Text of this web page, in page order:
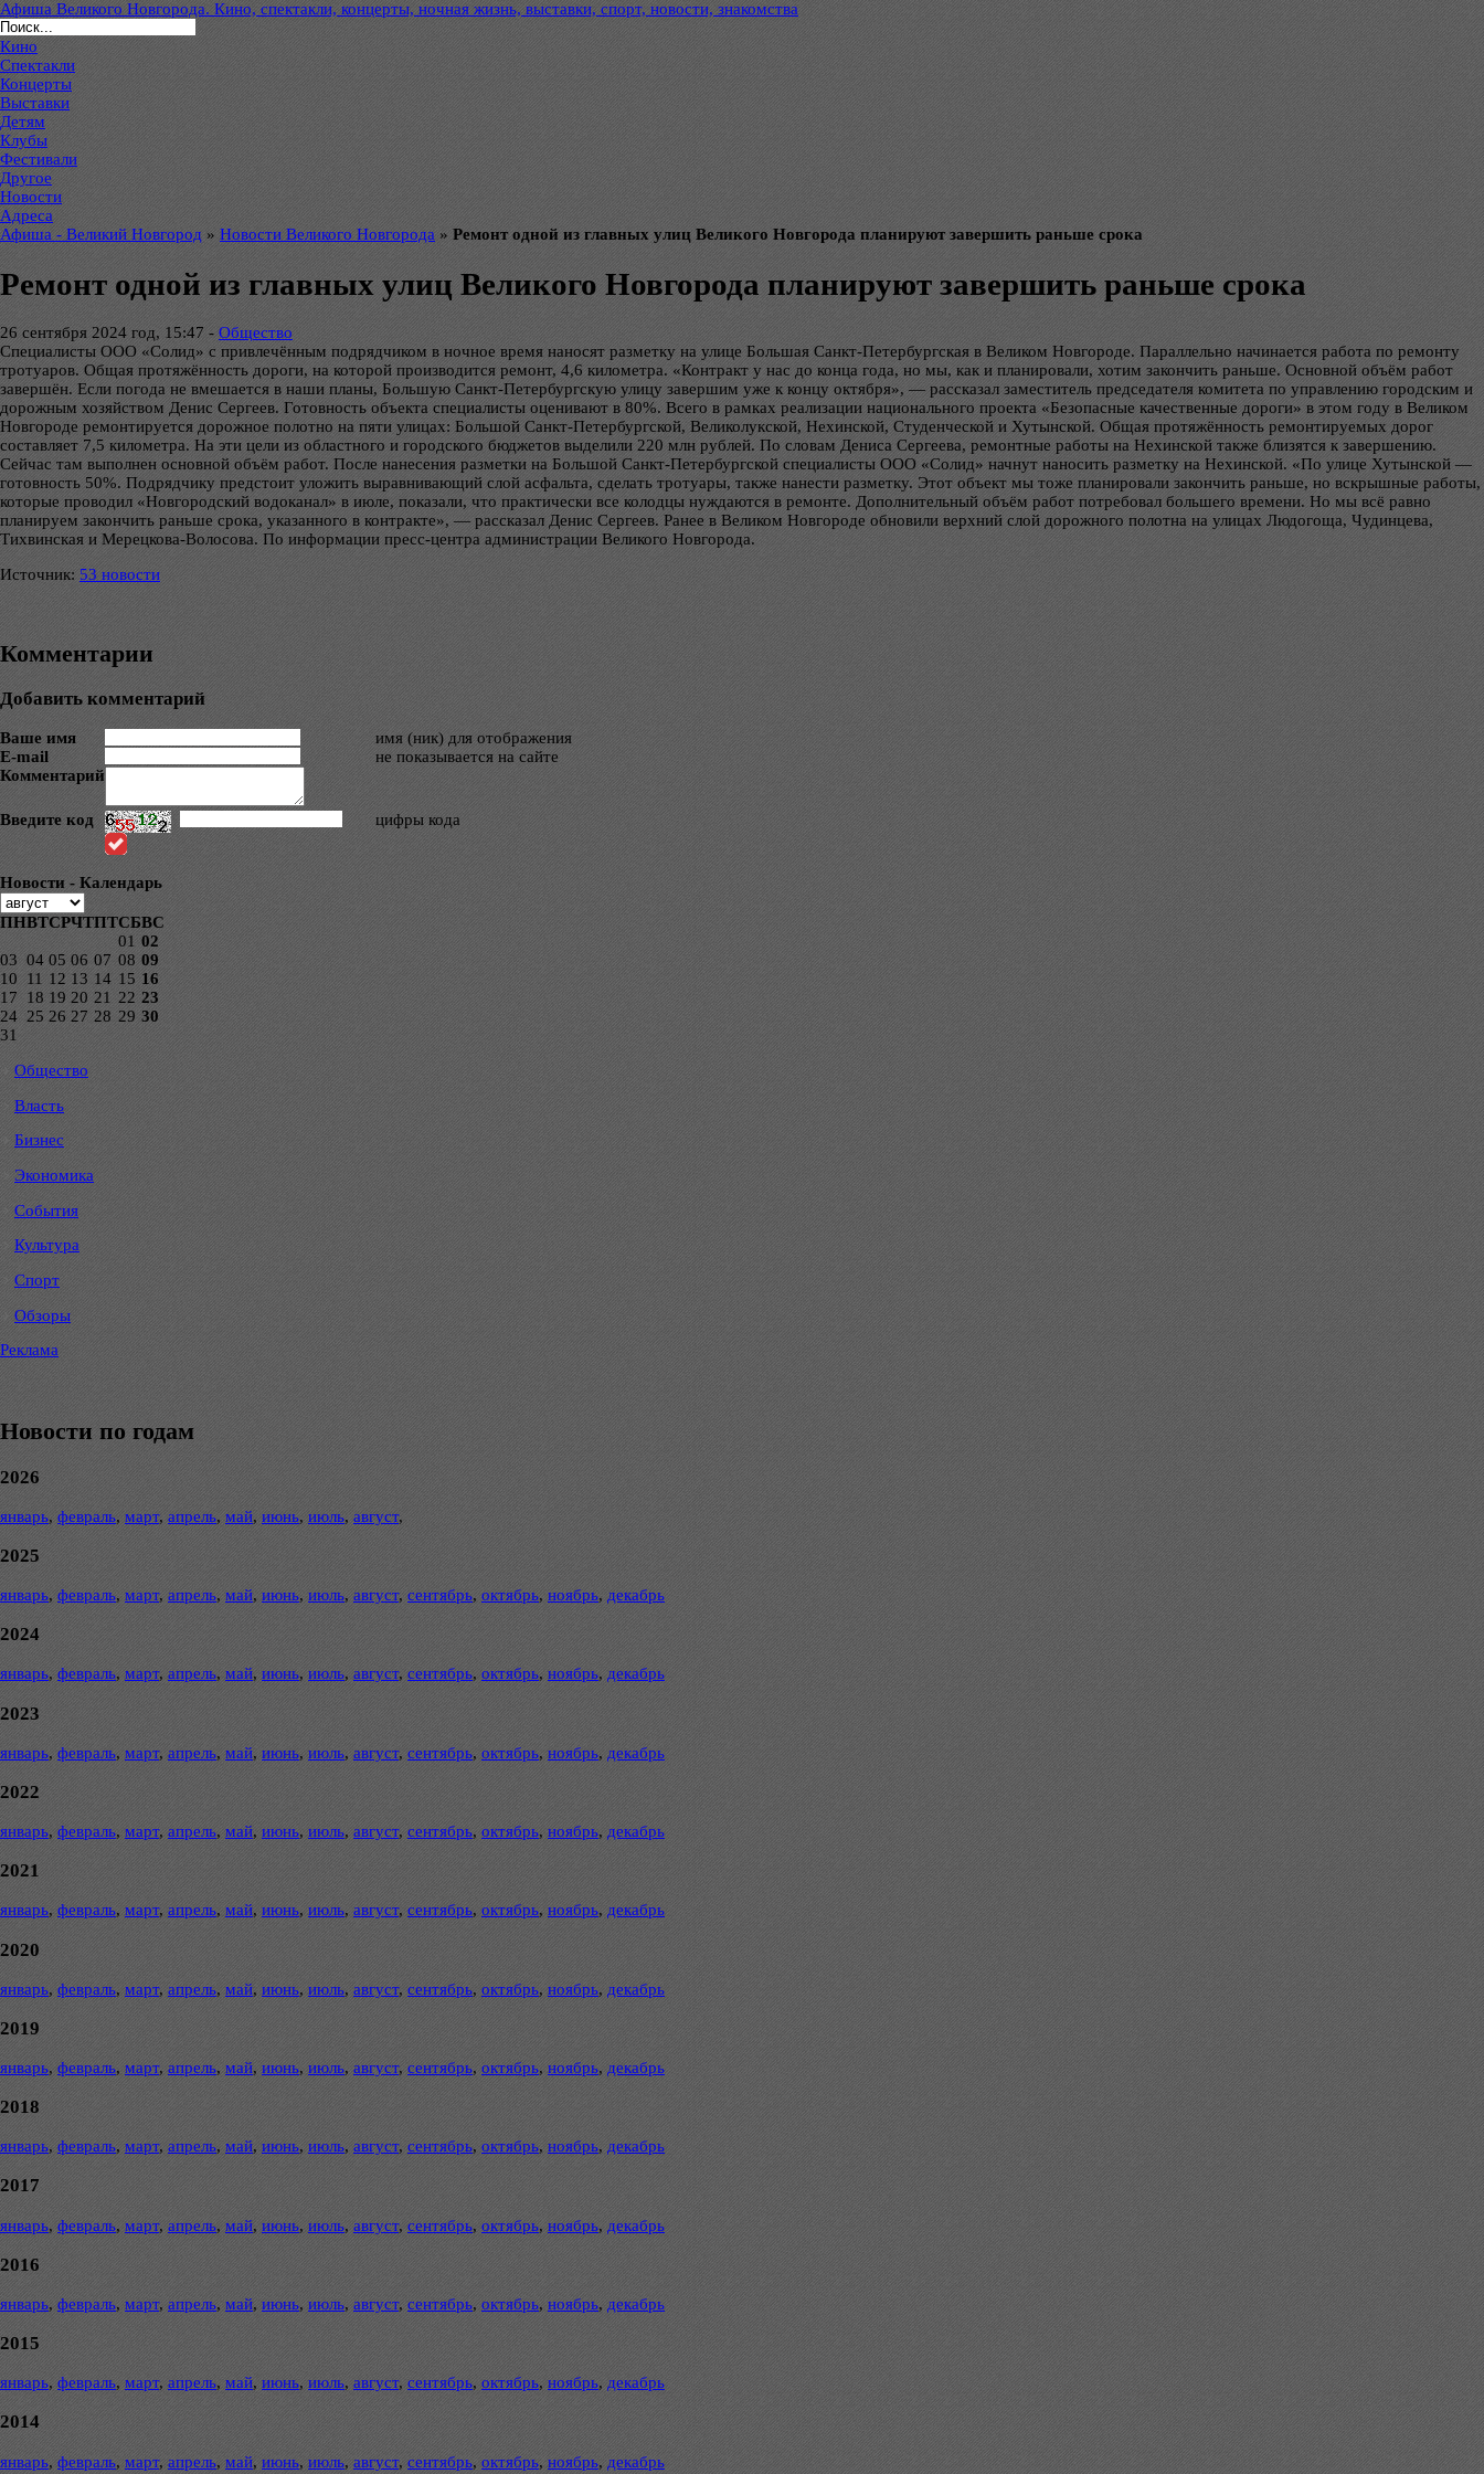
Афиша Великого Новгорода. Кино, спектакли, концерты, ночная жизнь, выставки, спорт, новости, знакомства
Кино
Спектакли
Концерты
Выставки
Детям
Клубы
Фестивали
Другое
Новости
Адреса
Афиша - Великий Новгород » Новости Великого Новгорода » Ремонт одной из главных улиц Великого Новгорода планируют завершить раньше срока
Ремонт одной из главных улиц Великого Новгорода планируют завершить раньше срока
26 сентября 2024 год, 15:47 - Общество
Специалисты ООО «Солид» с привлечённым подрядчиком в ночное время наносят разметку на улице Большая Санкт-Петербургская в Великом Новгороде. Параллельно начинается работа по ремонту
тротуаров. Общая протяжённость дороги, на которой производится ремонт, 4,6 километра. «Контракт у нас до конца года, но мы, как и планировали, хотим закончить раньше. Основной объём работ
завершён. Если погода не вмешается в наши планы, Большую Санкт-Петербургскую улицу завершим уже к концу октября», — рассказал заместитель председателя комитета по управлению городским и
дорожным хозяйством Денис Сергеев. Готовность объекта специалисты оценивают в 80%. Всего в рамках реализации национального проекта «Безопасные качественные дороги» в этом году в Великом
Новгороде ремонтируется дорожное полотно на пяти улицах: Большой Санкт-Петербургской, Великолукской, Нехинской, Студенческой и Хутынской. Общая протяжённость ремонтируемых дорог
составляет 7,5 километра. На эти цели из областного и городского бюджетов выделили 220 млн рублей. По словам Дениса Сергеева, ремонтные работы на Нехинской также близятся к завершению.
Сейчас там выполнен основной объём работ. После нанесения разметки на Большой Санкт-Петербургской специалисты ООО «Солид» начнут наносить разметку на Нехинской. «По улице Хутынской —
готовность 50%. Подрядчику предстоит уложить выравнивающий слой асфальта, сделать тротуары, также нанести разметку. Этот объект мы тоже планировали закончить раньше, но вскрышные работы,
которые проводил «Новгородский водоканал» в июле, показали, что практически все колодцы нуждаются в ремонте. Дополнительный объём работ потребовал большего времени. Но мы всё равно
планируем закончить раньше срока, указанного в контракте», — рассказал Денис Сергеев. Ранее в Великом Новгороде обновили верхний слой дорожного полотна на улицах Людогоща, Чудинцева,
Тихвинская и Мерецкова-Волосова. По информации пресс-центра администрации Великого Новгорода.
Источник: 53 новости
Комментарии
Добавить комментарий
Ваше имя
имя (ник) для отображения
E-mail
не показывается на сайте
Комментарий
Введите код цифры кода
Новости - Календарь
ПНВТСРЧТПТСБВС
01 02
03 04 05 06 07 08 09
10
11 12 13 14 15 16
17
18 19 20 21 22 23
24 25 26 27 28 29 30
31
Общество
Власть
Бизнес
Экономика
События
Культура
Спорт
Обзоры
Реклама
Новости по годам
2026
январь, февраль, март, апрель, май, июнь, июль, август,
2025
январь, февраль, март, апрель, май, июнь, июль, август, сентябрь, октябрь, ноябрь, декабрь
2024
январь, февраль, март, апрель, май, июнь, июль, август, сентябрь, октябрь, ноябрь, декабрь
2023
январь, февраль, март, апрель, май, июнь, июль, август, сентябрь, октябрь, ноябрь, декабрь
2022
январь, февраль, март, апрель, май, июнь, июль, август, сентябрь, октябрь, ноябрь, декабрь
2021
январь, февраль, март, апрель, май, июнь, июль, август, сентябрь, октябрь, ноябрь, декабрь
2020
январь, февраль, март, апрель, май, июнь, июль, август, сентябрь, октябрь, ноябрь, декабрь
2019
январь, февраль, март, апрель, май, июнь, июль, август, сентябрь, октябрь, ноябрь, декабрь
2018
январь, февраль, март, апрель, май, июнь, июль, август, сентябрь, октябрь, ноябрь, декабрь
2017
январь, февраль, март, апрель, май, июнь, июль, август, сентябрь, октябрь, ноябрь, декабрь
2016
январь, февраль, март, апрель, май, июнь, июль, август, сентябрь, октябрь, ноябрь, декабрь
2015
январь, февраль, март, апрель, май, июнь, июль, август, сентябрь, октябрь, ноябрь, декабрь
2014
январь, февраль, март, апрель, май, июнь, июль, август, сентябрь, октябрь, ноябрь, декабрь